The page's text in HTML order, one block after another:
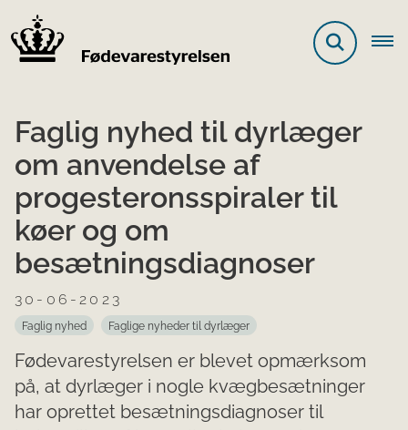
Faglig nyhed til dyrlæger
om anvendelse af
progesteronsspiraler til
køer og om
besætningsdiagnoser
30-06-2023
Faglig nyhed Faglige nyheder til dyrlæger
Fødevarestyrelsen er blevet opmærksom
på, at dyrlæger i nogle kvægbesætninger
har oprettet besætningsdiagnoser til